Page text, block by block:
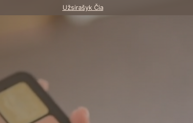
Užsirašyk Čia